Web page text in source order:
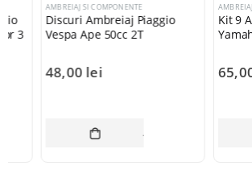
AMBREIAJ SI COMPONENTE
Discuri Ambreiaj Piaggio
Vespa Ape 50cc 2T
48,00lei
ADAUGĂ ÎN COȘ
AMBREIAJ SI
Kit 9
Yamaha-
65,00lei